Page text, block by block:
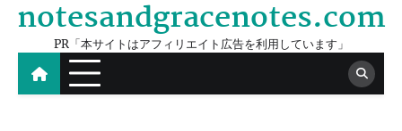
Skip
content
notesandgracenotes.com
PR「本サイトはアフィリエイト広告を利用しています」